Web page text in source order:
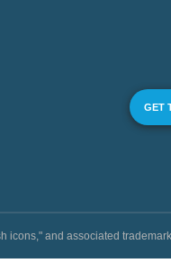
GET
icons," and associated